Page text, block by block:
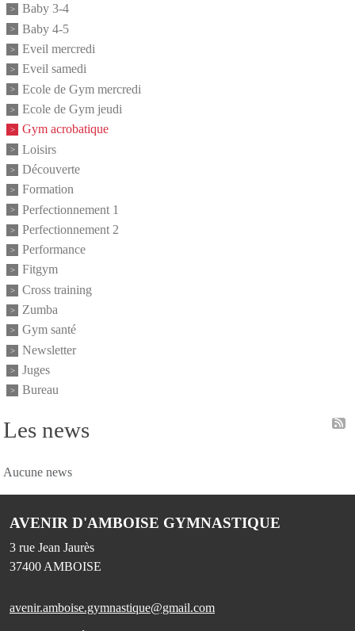
Les news
Aucune news
Baby 3-4
Baby 4-5
Eveil mercredi
Eveil samedi
Ecole de Gym mercredi
Ecole de Gym jeudi
Gym acrobatique
Loisirs
Découverte
Formation
Perfectionnement 1
Perfectionnement 2
Performance
Fitgym
Cross training
Zumba
Gym santé
Newsletter
Juges
Bureau
AVENIR D'AMBOISE GYMNASTIQUE
3 rue Jean Jaurès
37400 AMBOISE
avenir.amboise.gymnastique@gmail.com